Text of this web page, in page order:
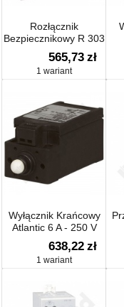
Rozłącznik
Bezpiecznikowy R 303
565,73 zł
1 wariant
Wyłącznik Krańcowy
Atlantic 6 A - 250 V
638,22 zł
1 wariant